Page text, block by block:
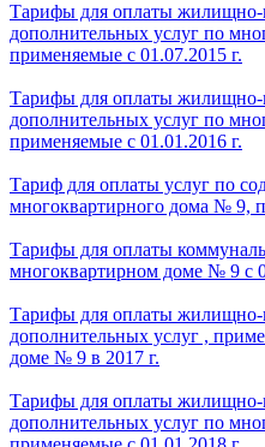
Тарифы для оплаты
дополнительных услуг по
применяемые с 01.07.2015 г.
Тарифы для оплаты
дополнительных услуг по
применяемые с 01.01.2016 г.
Тариф для оплаты услуг по
многоквартирного дома № 9,
Тарифы для оплаты
многоквартирном доме № 9 с
Тарифы для оплаты жилищно-
дополнительных услуг ,
доме № 9 в 2017 г.
Тарифы для оплаты
дополнительных услуг по